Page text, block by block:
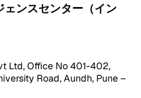
ンスセンター（イン
Ltd, Office No 401-402,
Road, Aundh, Pune –